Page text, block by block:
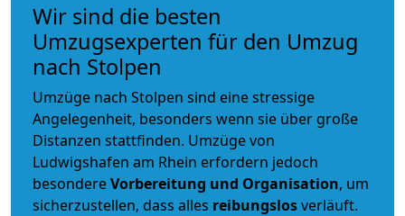
Wir sind die besten
Umzugsexperten für den Umzug
nach Stolpen
Umzüge nach Stolpen sind eine stressige
Angelegenheit, besonders wenn sie über große
Distanzen stattfinden. Umzüge von
Ludwigshafen am Rhein erfordern jedoch
besondereVorbereitung und Organisation, um
sicherzustellen, dass alles reibungslosverläuft.